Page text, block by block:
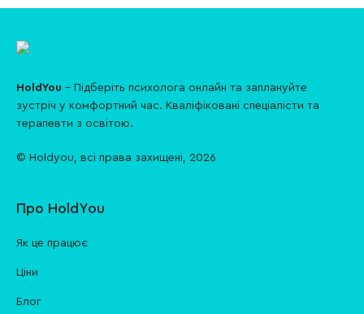
HoldYou - Підберіть психолога онлайн та заплануйте
зуcтріч у комфортний час. Кваліфіковані спеціалісти та
терапевти з освітою.
© Holdyou, всі права захищені, 2026
Про HoldYou
Як це працює
Ціни
Блог